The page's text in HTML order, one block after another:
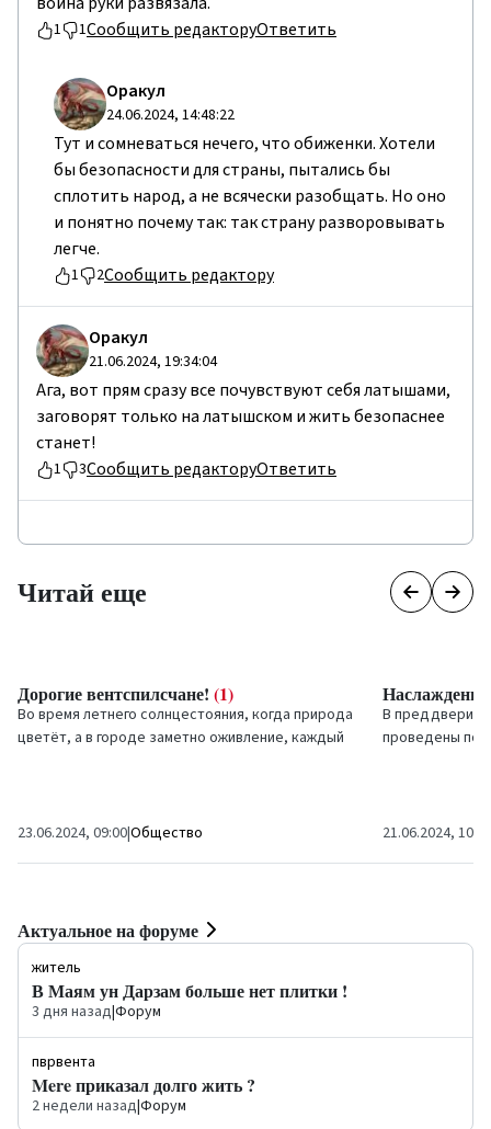
1 1Сообщить редакторуОтветить
Оракул
24.06.2024, 14:48:22
Тут и сомневаться нечего, что обиженки. Хотели
бы безопасности для страны, пытались бы
сплотить народ, а не всячески разобщать. Но оно
и понятно почему так: так страну разворовывать
легче.
1 2Сообщить редактору
Оракул
21.06.2024, 19:34:04
Ага, вот прям сразу все почувствуют себя латышами,
заговорят только на латышском и жить безопаснее
станет!
1 3Сообщить редакторуОтветить
Читай еще
Дорогие вентспилсчане! (1)
Во время летнего солнцестояния, когда природа
цветёт, а в городе заметно оживление, каждый
23.06.2024, 09:00|Общество
В преддверии
проведены
21.06.2024, 10:07
Актуальное на форуме
житель
В Маям ун Дарзам больше нет плитки !
3 дня назад|Форум
пврвента
Mere приказал долго жить ?
2 недели назад|Форум